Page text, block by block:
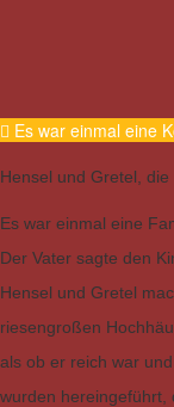
Es war einmal eine
Hensel und Gretel, die
Es war einmal eine
Der Vater sagte den
Hensel und Gretel
riesengroßen
als ob er reich war
wurden hereingeführt,